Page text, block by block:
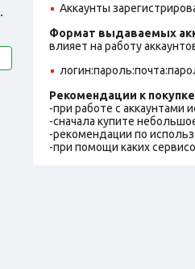
Аккаунты
Формат выдаваемых
влияет на работу
Рекомендации к
-при работе с аккаунтами
-сначала купите
-рекомендации по
-при помощи каких